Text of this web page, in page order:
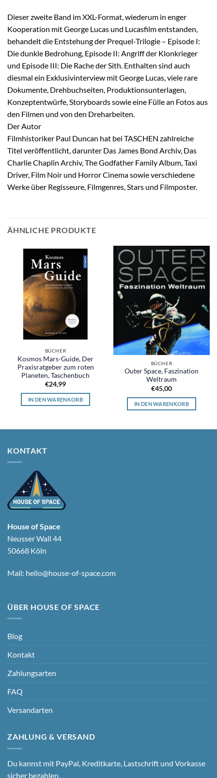
Dieser zweite Band im XXL-Format, wiederum in enger
Kooperation mit George Lucas und Lucasfilm entstanden,
behandelt die Entstehung der Prequel-Trilogie – Episode I:
Die dunkle Bedrohung, Episode II: Angriff der Klonkrieger
und Episode III: Die Rache der Sith. Enthalten sind auch
diesmal ein Exklusivinterview mit George Lucas, viele rare
Dokumente, Drehbuchseiten, Produktionsunterlagen,
Konzeptentwürfe, Storyboards sowie eine Fülle an Fotos aus
den Filmen und von den Dreharbeiten.
Der Autor
Filmhistoriker Paul Duncan hat bei TASCHEN zahlreiche
Titel veröffentlicht, darunter Das James Bond Archiv, Das
Charlie Chaplin Archiv, The Godfather Family Album, Taxi
Driver, Film Noir und Horror Cinema sowie verschiedene
Werke über Regisseure, Filmgenres, Stars und Filmposter.
ÄHNLICHE PRODUKTE
BÜCHER
Kosmos Mars-Guide, Der
Praxisratgeber zum roten
Planeten, Taschenbuch
€24,99
IN DEN WARENKORB
BÜCHER
Outer Space, Faszination
Weltraum
€45,00
IN DEN WARENKORB
KONTAKT
House of Space
Neusser Wall 44
50668 Köln
Mail: hello@house-of-space.com
ÜBER HOUSE OF SPACE
Blog
Kontakt
Zahlungsarten
FAQ
Versandarten
ZAHLUNG & VERSAND
Du kannst mit PayPal, Kreditkarte, Lastschrift und Vorkasse
sicher bezahlen.